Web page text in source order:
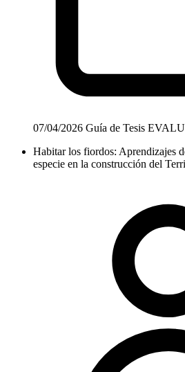
07/04/2026 Guía de Tesis
Habitar los fiordos: Aprendizajes
especie en la construcción del